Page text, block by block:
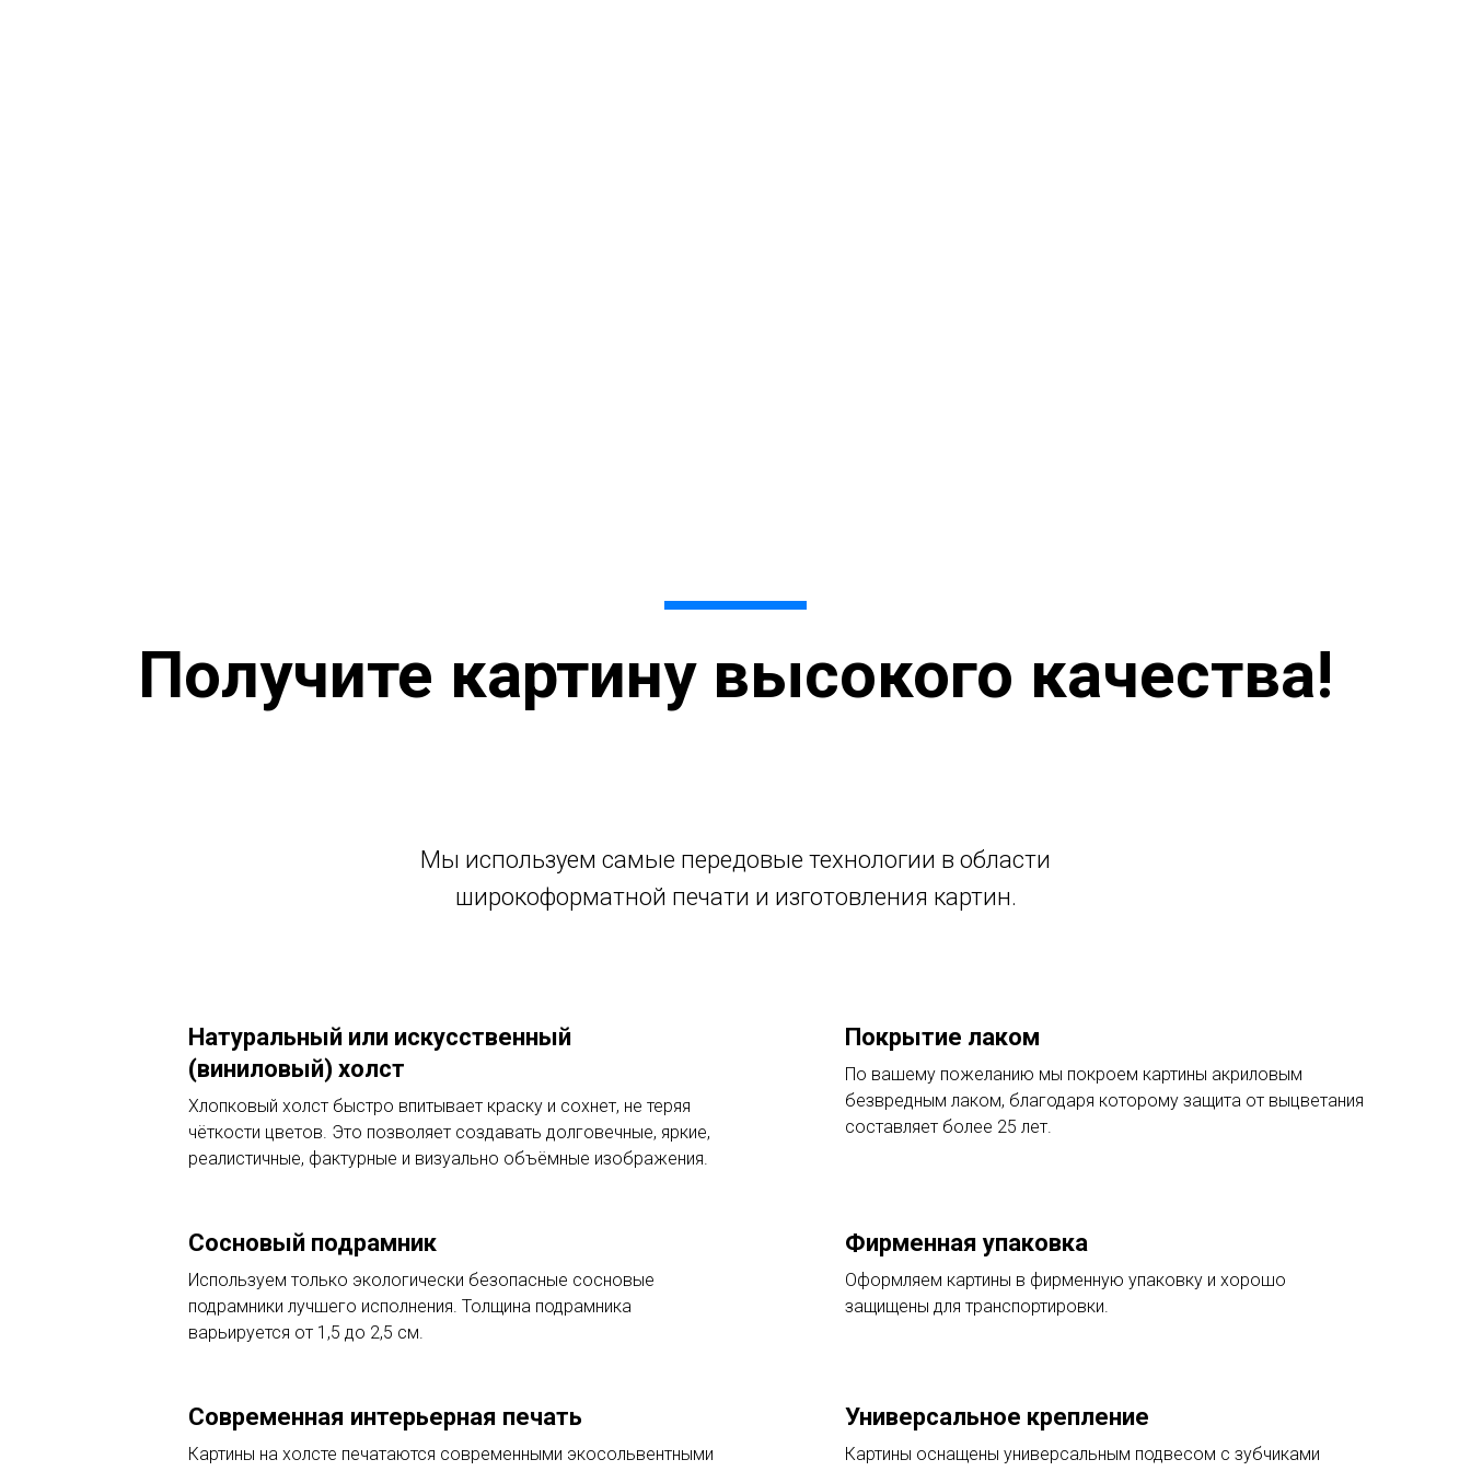
Получите картину высокого качества!
Мы используем самые передовые технологии в области
широкоформатной печати и изготовления картин.
Натуральный или искусственный
(виниловый) холст
Хлопковый холст быстро впитывает краску и сохнет, не теряя
чёткости цветов. Это позволяет создавать долговечные, яркие,
реалистичные, фактурные и визуально объёмные изображения.
Покрытие лаком
По вашему пожеланию мы покроем картины акриловым
безвредным лаком, благодаря которому защита от выцветания
составляет более 25 лет.
Сосновый подрамник
Используем только экологически безопасные сосновые
подрамники лучшего исполнения. Толщина подрамника
варьируется от 1,5 до 2,5 см.
Фирменная упаковка
Оформляем картины в фирменную упаковку и хорошо
защищены для транспортировки.
Современная интерьерная печать
Картины на холсте печатаются современными экосольвентными
Универсальное крепление
Картины оснащены универсальным подвесом с зубчиками